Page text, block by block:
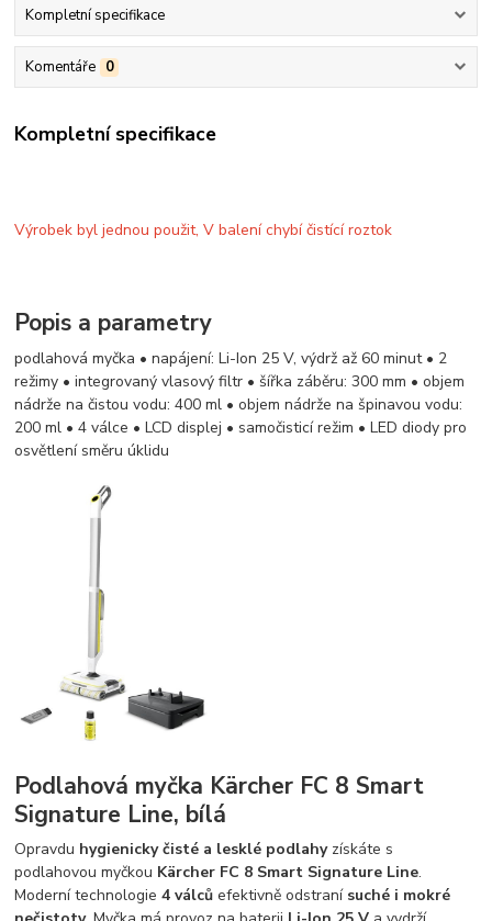
Kompletní specifikace
Komentáře 0
Kompletní specifikace
Výrobek byl jednou použit, V balení chybí čistící roztok
Popis a parametry
podlahová myčka • napájení: Li-Ion 25 V, výdrž až 60 minut • 2
režimy • integrovaný vlasový filtr • šířka záběru: 300 mm • objem
nádrže na čistou vodu: 400 ml • objem nádrže na špinavou vodu:
200 ml • 4 válce • LCD displej • samočisticí režim • LED diody pro
osvětlení směru úklidu
Podlahová myčka Kärcher FC 8 Smart
Signature Line, bílá
Opravdu hygienicky čisté a lesklé podlahyzískáte s
podlahovou myčkou Kärcher FC 8 Smart Signature Line.
Moderní technologie4 válců efektivně odstraní suché i mokré